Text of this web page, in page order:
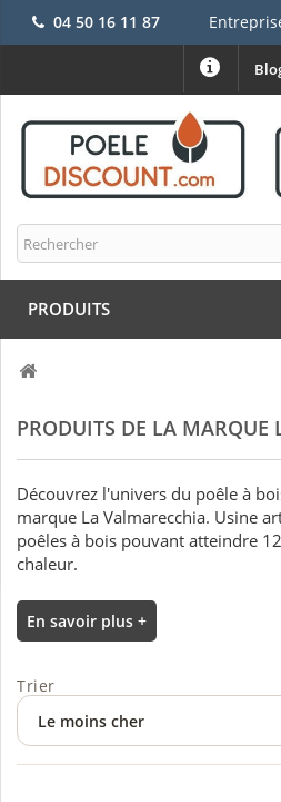
04 50 16 11 87
PRODUITS
PRODUITS DE LA MARQUE
Découvrez l'univers du poêle à
marque La Valmarecchia. Usine
poêles à bois pouvant atteindre
chaleur.
En savoir plus +
Trier